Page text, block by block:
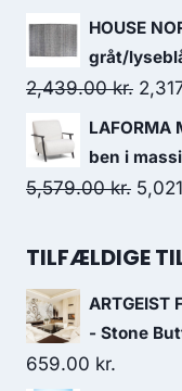
HOUSE
gråt/
2,439.00kr.
ben i
5,579.00kr.
TILFÆLDIGE
- Stone
659.00 kr.